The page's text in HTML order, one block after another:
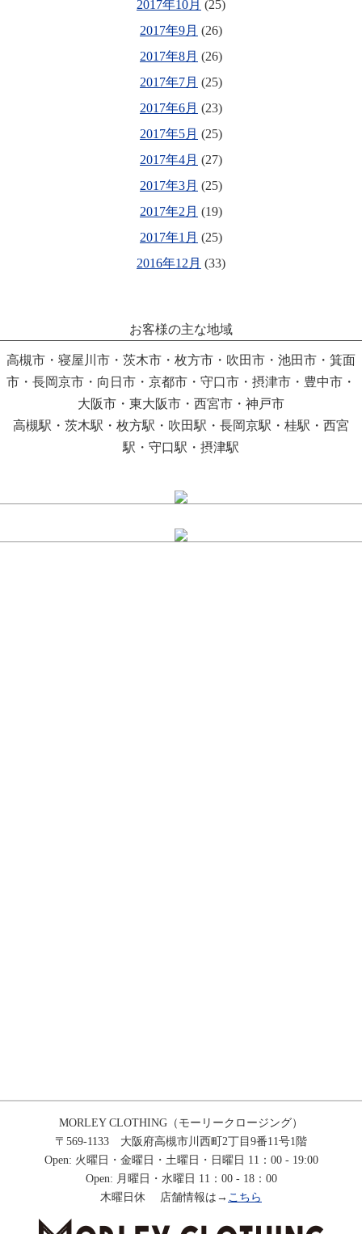
2017年10月 (25)
2017年9月 (26)
2017年8月 (26)
2017年7月 (25)
2017年6月 (23)
2017年5月 (25)
2017年4月 (27)
2017年3月 (25)
2017年2月 (19)
2017年1月 (25)
2016年12月 (33)
お客様の主な地域
高槻市・寝屋川市・茨木市・枚方市・吹田市・池田市・箕面
市・長岡京市・向日市・京都市・守口市・摂津市・豊中市・
大阪市・東大阪市・西宮市・神戸市
高槻駅・茨木駅・枚方駅・吹田駅・長岡京駅・桂駅・西宮
駅・守口駅・摂津駅
MORLEY CLOTHING（モーリークロージング）
〒569-1133 大阪府高槻市川西町2丁目9番11号1階
Open: 火曜日・金曜日・土曜日・日曜日 11：00 - 19:00
Open: 月曜日・水曜日 11：00 - 18：00
木曜日休 店舗情報は→ こちら